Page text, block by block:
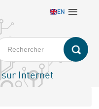
EN 
sur Internet